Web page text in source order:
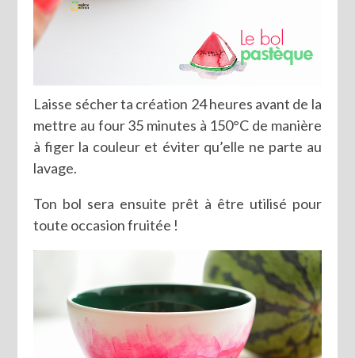
Laisse sécher ta création 24 heures avant de la
mettre au four 35 minutes à 150°C de manière
à figer la couleur et éviter qu’elle ne parte au
lavage.
Ton bol sera ensuite prêt à être utilisé pour
toute occasion fruitée !